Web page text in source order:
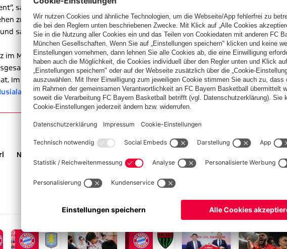
sagt Sportvorstand
Max Eberl
zu können - und wir alle wissen, dass er noch viele große Turniere vor sich
sagt, er wird stärker zurückkommen. Das gefällt mir an ihm, und das ist der
im März sein Debüt in der deutschen Nationalmannschaft gefeiert. Er trug das
sieben Spielern des FC Bayern, die Bundestrainer Julian Nagelsmann für
Im Aufgebot stehen die MünchnerManuel Neuer ,Jonathan Tah ,Aleks Pavlović ,
Nationalmannschaft